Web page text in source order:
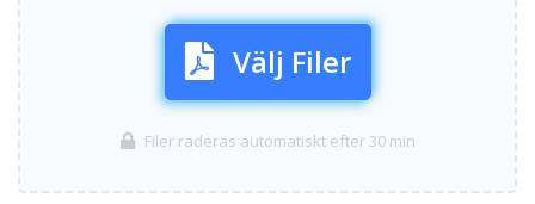
Välj Filer
Filer raderas automatiskt efter 30 min